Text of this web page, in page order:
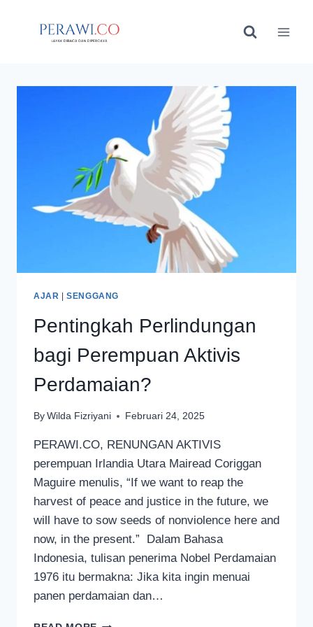
AJAR |SENGGANG
Pentingkah Perlindungan
bagi Perempuan Aktivis
Perdamaian?
By Wilda Fizriyani Februari 24, 2025
PERAWI.CO, RENUNGAN AKTIVIS
perempuan Irlandia Utara Mairead Coriggan
Maguire menulis, “If we want to reap the
harvest of peace and justice in the future, we
will have to sow seeds of nonviolence here and
now, in the present.” Dalam Bahasa
Indonesia, tulisan penerima Nobel Perdamaian
1976 itu bermakna: Jika kita ingin menuai
panen perdamaian dan…
PENTINGKAH